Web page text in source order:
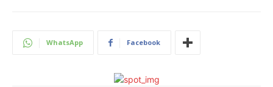
WhatsApp Facebook